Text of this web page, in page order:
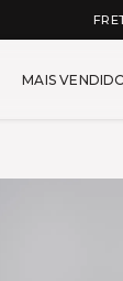
-
MAIS